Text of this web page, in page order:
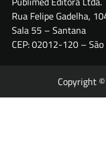
Rua Felipe Gadelha,
Sala 55 – Santana
CEP: 02012-120 –
Copyright